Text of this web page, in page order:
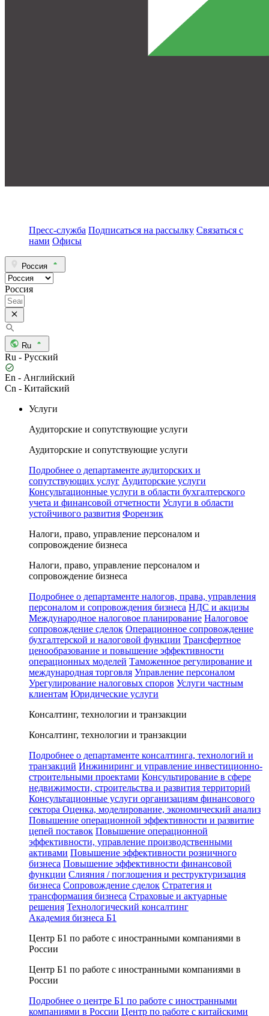
Пресс-служба Подписаться на рассылку Связаться с
нами Офисы
Россия
Россия
Ru
Ru - Русский
En - Английский
Cn - Китайский
Услуги
Аудиторские и сопутствующие услуги
Аудиторские и сопутствующие услуги
Подробнее о департаменте аудиторских и
сопутствующих услуг Аудиторские услуги
Консультационные услуги в области бухгалтерского
учета и финансовой отчетности Услуги в области
устойчивого развития Форензик
Налоги, право, управление персоналом и
сопровождение бизнеса
Налоги, право, управление персоналом и
сопровождение бизнеса
Подробнее о департаменте налогов, права, управления
персоналом и сопровождения бизнеса НДС и акцизы
Международное налоговое планирование Налоговое
сопровождение сделок Операционное сопровождение
бухгалтерской и налоговой функции Трансфертное
ценообразование и повышение эффективности
операционных моделей Таможенное регулирование и
международная торговля Управление персоналом
Урегулирование налоговых споров Услуги частным
клиентам Юридические услуги
Консалтинг, технологии и транзакции
Консалтинг, технологии и транзакции
Подробнее о департаменте консалтинга, технологий и
транзакций Инжиниринг и управление инвестиционно-
строительными проектами Консультирование в сфере
недвижимости, строительства и развития территорий
Консультационные услуги организациям финансового
сектора Оценка, моделирование, экономический анализ
Повышение операционной эффективности и развитие
цепей поставок Повышение операционной
эффективности, управление производственными
активами Повышение эффективности розничного
бизнеса Повышение эффективности финансовой
функции Слияния / поглощения и реструктуризация
бизнеса Сопровождение сделок Стратегия и
трансформация бизнеса Страховые и актуарные
решения Технологический консалтинг
Академия бизнеса Б1
Центр Б1 по работе с иностранными компаниями в
России
Центр Б1 по работе с иностранными компаниями в
России
Подробнее о центре Б1 по работе с иностранными
компаниями в России Центр по работе с китайскими